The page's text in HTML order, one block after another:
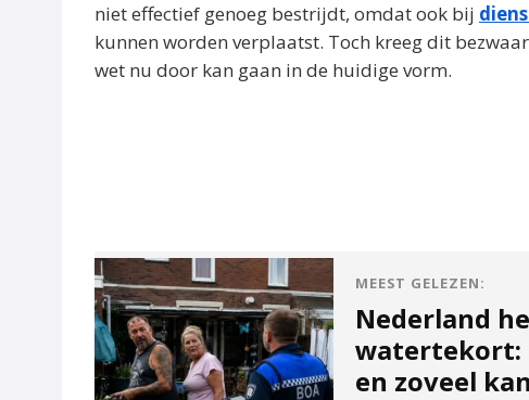
niet effectief genoeg bestrijdt, omdat ook bij
kunnen worden verplaatst. Toch kreeg dit
wet nu door kan gaan in de huidige vorm.
MEEST GELEZEN:
Nederland
watertekort:
en zoveel